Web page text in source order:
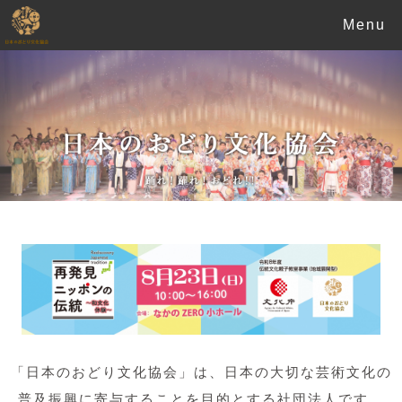
Menu
「日本のおどり文化協会」は、日本の大切な芸術文化の
普及振興に寄与することを目的とする社団法人です。